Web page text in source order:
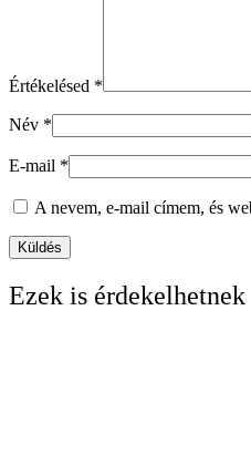
Értékelésed *
Név *
E-mail *
A nevem, e-mail címem, és
Ezek is érdekelhetnek